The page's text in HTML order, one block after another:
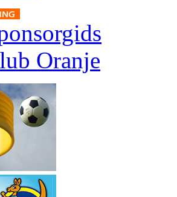
Oranje